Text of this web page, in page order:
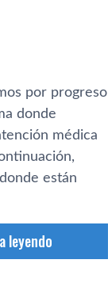
por progreso
donde
médica
están
leyendo